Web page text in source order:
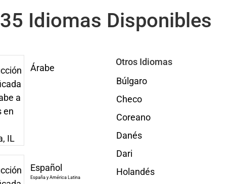
35 Idiomas Disponibles
Árabe
Español
España y América Latina
Otros Idiomas
Búlgaro
Checo
Coreano
Danés
Dari
Holandés